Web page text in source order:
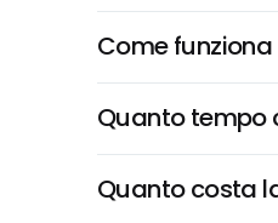
Come
Quanto tempo
Quanto costa